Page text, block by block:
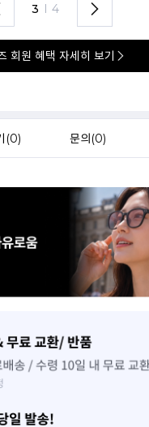
3 I 4
회원 혜택 자세히 보기
(0) 문의(0)